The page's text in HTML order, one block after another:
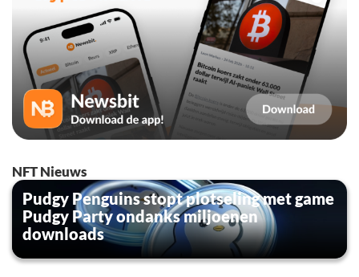
NFT Nieuws
Pudgy Penguins stopt plotseling met game
Pudgy Party ondanks miljoenen
downloads